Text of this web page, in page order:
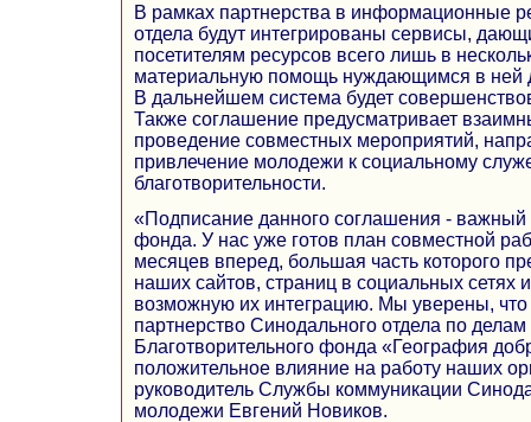
В рамках партнерства в информационные
отдела будут интегрированы сервисы,
посетителям ресурсов всего лишь в
материальную помощь нуждающимся в
В дальнейшем система будет
Также соглашение предусматривает
проведение совместных мероприятий,
привлечение молодежи к социальному
благотворительности.
«Подписание данного соглашения - важный
фонда. У нас уже готов план совместной
месяцев вперед, большая часть которого
наших сайтов, страниц в социальных сетях
возможную их интеграцию. Мы уверены,
партнерство Синодального отдела по
Благотворительного фонда «География
положительное влияние на работу наших
руководитель Службы коммуникации
молодежи Евгений Новиков.